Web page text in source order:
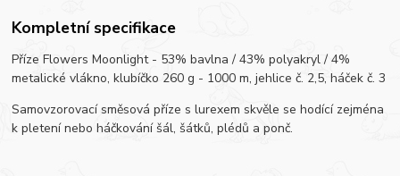
Kompletní specifikace
Příze Flowers Moonlight - 53% bavlna / 43% polyakryl / 4%
metalické vlákno, klubíčko 260 g - 1000 m, jehlice č. 2,5, háček č. 3
Samovzorovací směsová příze s lurexem skvěle se hodící zejména
k pletení nebo háčkování šál, šátků, plédů a ponč.